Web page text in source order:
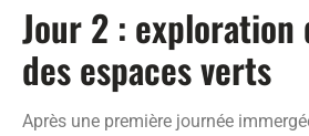
Jour 2 : exploration
des espaces verts
Après une première journée